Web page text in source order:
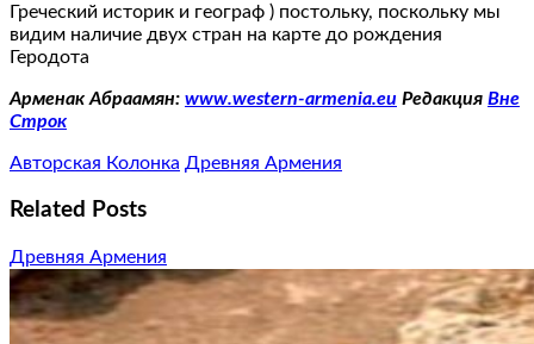
Греческий историк и географ ) постольку, поскольку мы
видим наличие двух стран на карте до рождения
Геродота
Арменак Абраамян: www.western-armenia.eu Редакция Вне
Строк
Авторская Колонка Древняя Армения
Related Posts
Древняя Армения